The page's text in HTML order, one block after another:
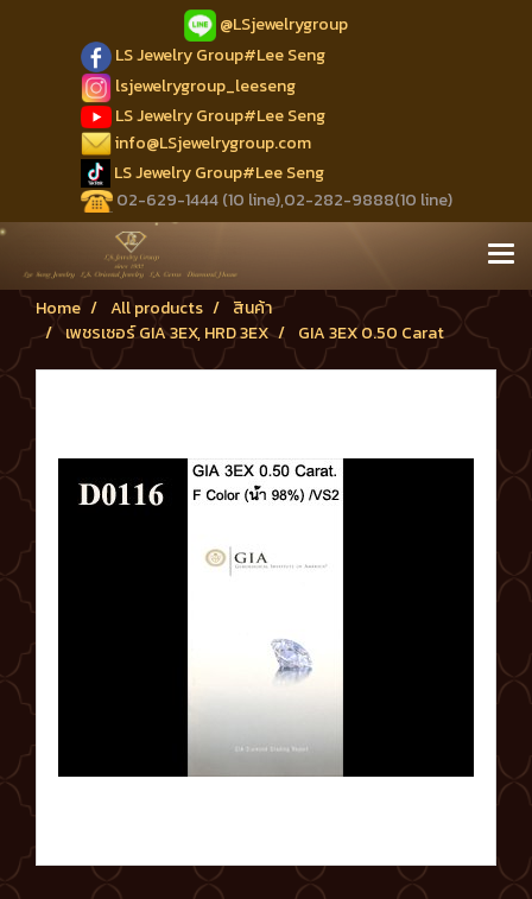
@LSjewelrygroup
LS Jewelry Group#Lee Seng
lsjewelrygroup_leeseng
LS Jewelry Group#Lee Seng
info@LSjewelrygroup.com
LS Jewelry Group#Lee Seng
02-629-1444 (10 line),02-282-9888(10 line)
Home All products
สินค้า
เพชรเซอร์ GIA 3EX, HRD 3EX
GIA 3EX 0.50 Carat